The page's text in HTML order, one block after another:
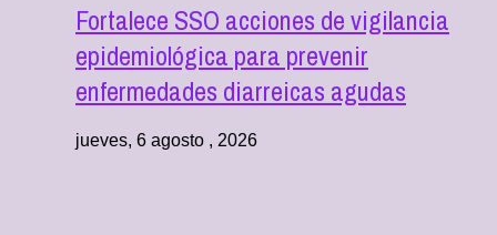
Fortalece SSO acciones de vigilancia
epidemiológica para prevenir
enfermedades diarreicas agudas
jueves, 6 agosto , 2026